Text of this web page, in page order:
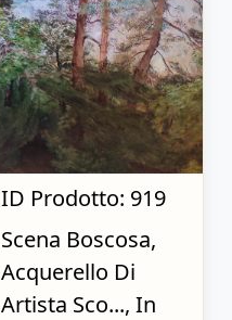
ID Prodotto: 919
Scena Boscosa,
Acquerello Di
Artista Sco..., In